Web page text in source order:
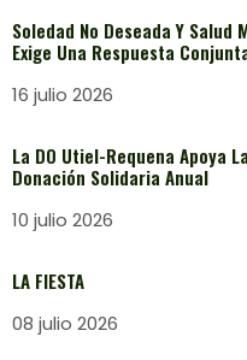
Soledad No Deseada Y
Exige Una Respuesta
16 julio 2026
La DO Utiel-Requena Apoya
Donación Solidaria Anual
10 julio 2026
LA FIESTA
08 julio 2026